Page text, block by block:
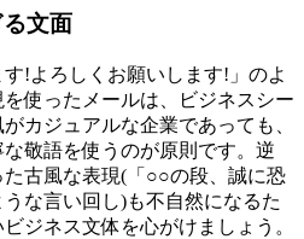
文面
す!よろしくお願いします!」のよ
使ったメールは、ビジネスシー
カジュアルな企業であっても、
敬語を使うのが原則です。逆
古風な表現(「○○の段、誠に恐
な言い回し)も不自然になるた
ジネス文体を心がけましょう。